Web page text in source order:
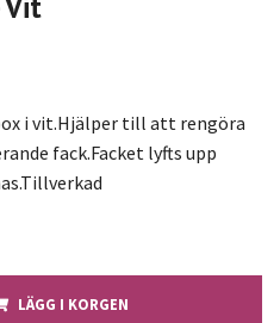
i vit.Hjälper till att rengöra
fack.Facket lyfts upp
LÄGG I KORGEN